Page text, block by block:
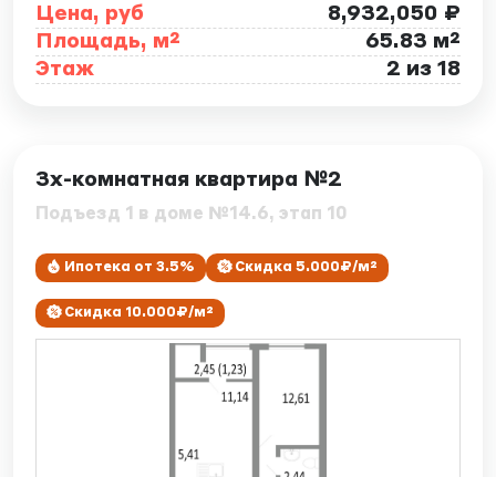
Цена, руб
8,932,050 ₽
Площадь, м²
65.83 м²
Этаж
2 из 18
3х-комнатная квартира №2
Подъезд 1 в доме №14.6, этап 10
Ипотека от 3.5% Скидка 5.000₽/м²
Скидка 10.000₽/м²